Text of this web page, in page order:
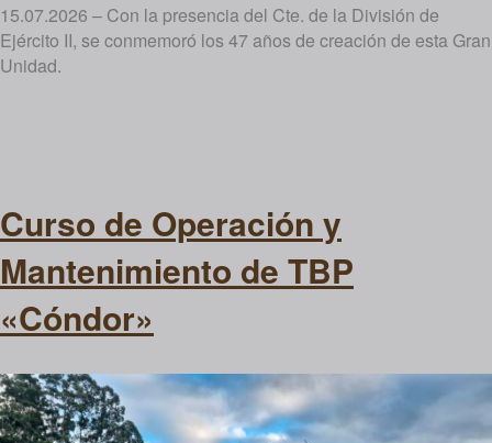
15.07.2026 – Con la presencia del Cte. de la División de
Ejército II, se conmemoró los 47 años de creación de esta Gran
Unidad.
Curso de Operación y
Mantenimiento de TBP
«Cóndor»